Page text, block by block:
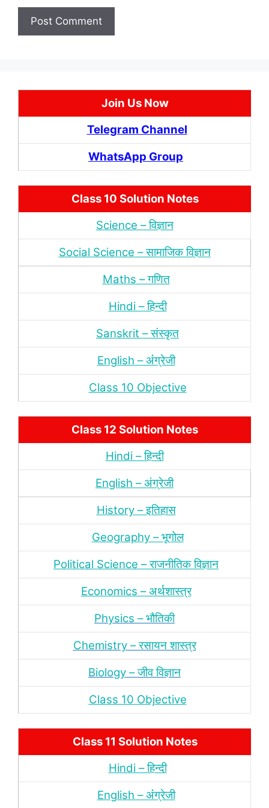
Join Us Now
Telegram Channel
WhatsApp Group
Class 10 Solution Notes
Science – विज्ञान
Social Science – सामाजिक विज्ञान
Maths – गणित
Hindi – हिन्‍दी
Sanskrit – संस्‍कृत
English – अंंग्रेजी
Class 10 Objective
Class 12 Solution Notes
Hindi – हिन्‍दी
English – अंग्रेजी
History – इतिहास
Geography – भूगोल
Political Science – राजनीतिक विज्ञान
Economics – अर्थशास्‍त्र
Physics – भौतिकी
Chemistry – रसायन शास्‍त्र
Biology – जीव विज्ञान
Class 10 Objective
Class 11 Solution Notes
Hindi – हिन्‍दी
English – अंंग्रेजी